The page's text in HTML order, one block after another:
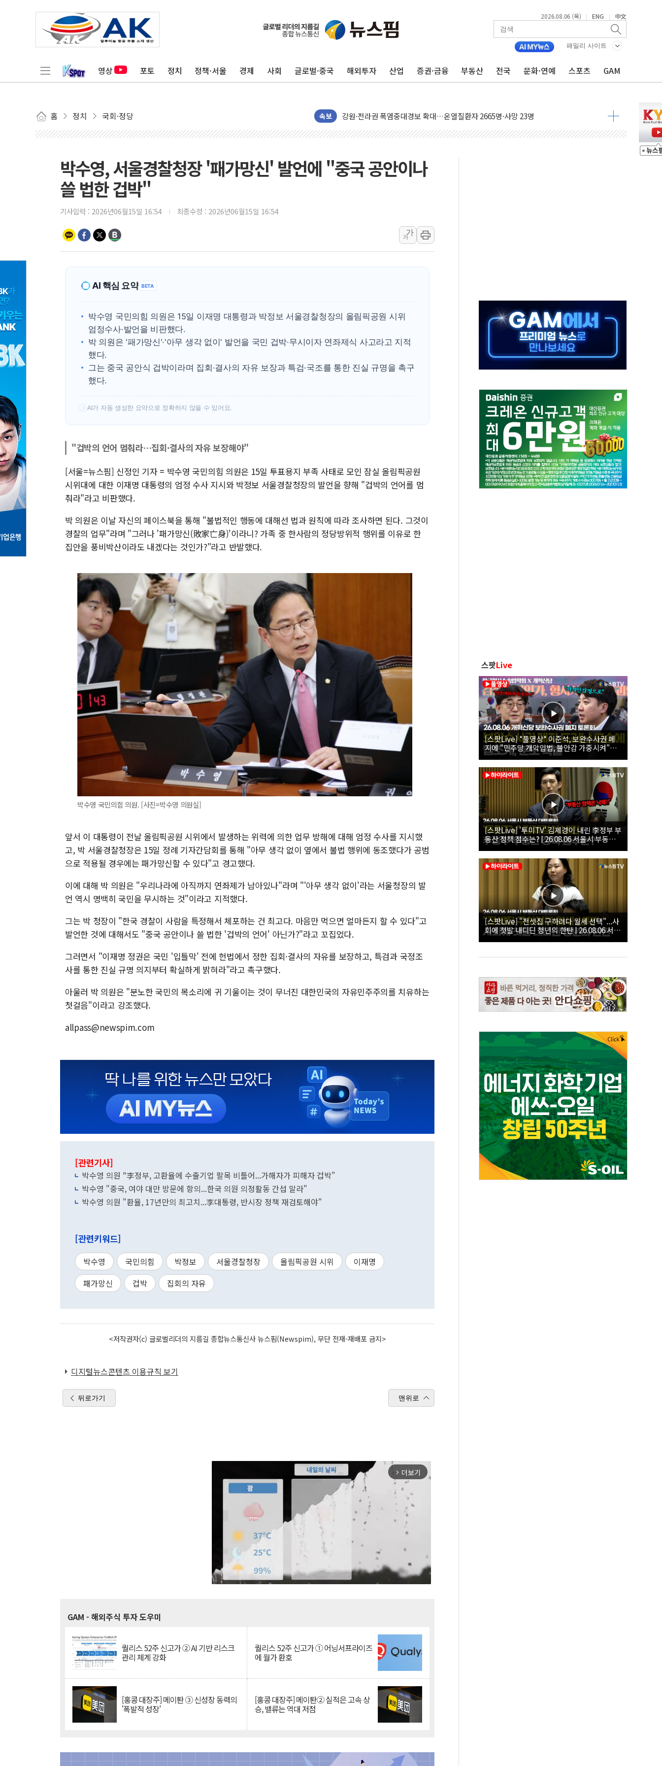
2026.08.06 (목) | ENG | 中文
패밀리 사이트
영상 포토 정치 정책·서울 경제 사회 글로벌·중국 해외투자 산업 증권·금융 부동산 전국 문화·연예 스포츠 GAM
홈 정치 국회·정당 속보
[코인 시황] 비트코인, ETF 자금 유입에도 박스권…美 암호화폐 법안 처리 여부도 변수
[르포] 39도 폭염 속 잠실 개표소 시위 '62일째'..."대부분 여기서 상주"
빚투·레버리지 줄었지만, 반도체 두 종목에 코스피 '휘청'
양주 가전제품 창고서 화재…차량 3대·건물 1동 전소
종로·중구 오피스 78%가 준공 10년 이상…리뉴얼이 경쟁력 가른다
법원, '관저 이전 봐주기 감사' 유병호 구속적부심 기각
[종합] 특검, '양평' 원희룡 2차 조사…'당정대 회의' 한동훈·방기선 수사도 속도
[내일날씨] 절기상 '입추'에 폭염 절정…서울 한낮 39도
AI 연산은 포항, 전력 저장은 영광…지역펀드 9·10호 확정
[속보] 북, 동해상으로 미상 발사체 발사
한국투자증권, 국내 최초 상반기 영업이익 2조 돌파
[IPO] 니어스랩 "피지컬 AI 자율비행 기술로 글로벌 방산 시장 공략"
박수영, 서울경찰청장 '패가망신' 발언에 "중국 공안이나
쓸 법한 겁박"
기사입력 : 2026년06월15일 16:54 최종수정 : 2026년06월15일 16:54
가
가
AI 핵심 요약 BETA
박수영 국민의힘 의원은 15일 이재명 대통령과 박정보 서울경찰청장의 올림픽공원 시위
엄정수사·발언을 비판했다.
박 의원은 '패가망신'·'아무 생각 없이' 발언을 국민 겁박·무시이자 연좌제식 사고라고 지적
했다.
그는 중국 공안식 겁박이라며 집회·결사의 자유 보장과 특검·국조를 통한 진실 규명을 촉구
했다.
! AI가 자동 생성한 요약으로 정확하지 않을 수 있어요.
"겁박의 언어 멈춰라…집회·결사의 자유 보장해야"
[서울=뉴스핌] 신정인 기자 = 박수영 국민의힘 의원은 15일 투표용지 부족 사태로 모인 잠실 올림픽공원
시위대에 대한 이재명 대통령의 엄정 수사 지시와 박정보 서울경찰청장의 발언을 향해 "겁박의 언어를 멈
춰라"라고 비판했다.
박 의원은 이날 자신의 페이스북을 통해 "불법적인 행동에 대해선 법과 원칙에 따라 조사하면 된다. 그것이
경찰의 업무"라며 "그러나 '패가망신(敗家亡身)'이라니? 가족 중 한사람의 정당방위적 행위를 이유로 한
집안을 풍비박산이라도 내겠다는 것인가?"라고 반발했다.
박수영 국민의힘 의원. [사진=박수영 의원실]
앞서 이 대통령이 전날 올림픽공원 시위에서 발생하는 위력에 의한 업무 방해에 대해 엄정 수사를 지시했
고, 박 서울경찰청장은 15일 정례 기자간담회를 통해 "아무 생각 없이 옆에서 불법 행위에 동조했다가 공범
으로 적용될 경우에는 패가망신할 수 있다"고 경고했다.
이에 대해 박 의원은 "우리나라에 아직까지 연좌제가 남아있나"라며 "'아무 생각 없이'라는 서울청장의 발
언 역시 명백히 국민을 무시하는 것"이라고 지적했다.
그는 박 청장이 "한국 경찰이 사람을 특정해서 체포하는 건 최고다. 마음만 먹으면 얼마든지 할 수 있다"고
발언한 것에 대해서도 "중국 공안이나 쓸 법한 '겁박의 언어' 아닌가?"라고 꼬집었다.
그러면서 "이재명 정권은 국민 '입틀막' 전에 헌법에서 정한 집회·결사의 자유를 보장하고, 특검과 국정조
사를 통한 진실 규명 의지부터 확실하게 밝혀라"라고 촉구했다.
아울러 박 의원은 "분노한 국민의 목소리에 귀 기울이는 것이 무너진 대한민국의 자유민주주의를 치유하는
첫걸음"이라고 강조했다.
allpass@newspim.com
[관련기사]
박수영 의원 "李정부, 고환율에 수출기업 팔목 비틀어...가해자가 피해자 겁박"
박수영 "중국, 여야 대만 방문에 항의...한국 의원 의정활동 간섭 말라"
박수영 의원 "환율, 17년만의 최고치...李대통령, 반시장 정책 재검토해야"
[관련키워드]
박수영 국민의힘 박정보 서울경찰청장 올림픽공원 시위
이재명
패가망신
겁박 집회의 자유
<저작권자(c) 글로벌리더의 지름길 종합뉴스통신사 뉴스핌(Newspim), 무단 전재-재배포 금지>
디지털뉴스콘텐츠 이용규칙 보기
뒤로가기 맨위로
arrow_forward_ios 더보기
GAM - 해외주식 투자 도우미
퀄리스 52주 신고가 ② AI 기반 리스크
관리 체계 강화
퀄리스 52주 신고가 ① 어닝서프라이즈
에 월가 환호
[홍콩 대장주] 메이퇀 ③ 신성장 동력의
'폭발적 성장'
[홍콩 대장주] 메이퇀② 실적은 고속 상
승, 밸류는 역대 저점
스팟Live
[스팟Live] *풀영상* 이준석, 보완수사권 폐
지에 "민주당 개악입법, 불안감 가중시켜"｜
26.08.06 개혁신당 보완수사권 폐지 토론회
[스팟Live] '투미TV' 김제경이 내린 李정부 부
동산 정책 점수는? | 26.08.06 서울시 부동산
대토론회
[스팟Live] "전셋집 구하려다 월세 선택"...사
회에 첫발 내디딘 청년의 한탄 | 26.08.06 서울
시 부동산 대토론회